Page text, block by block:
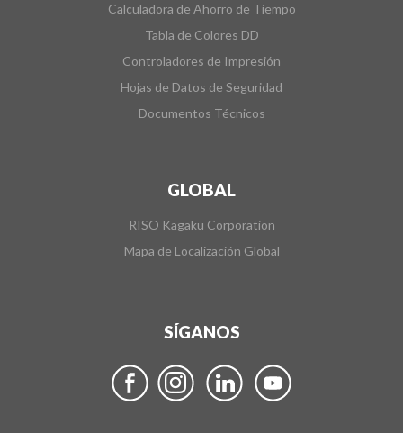
Calculadora de Ahorro de Tiempo
Tabla de Colores DD
Controladores de Impresión
Hojas de Datos de Seguridad
Documentos Técnicos
GLOBAL
RISO Kagaku Corporation
Mapa de Localización Global
SÍGANOS